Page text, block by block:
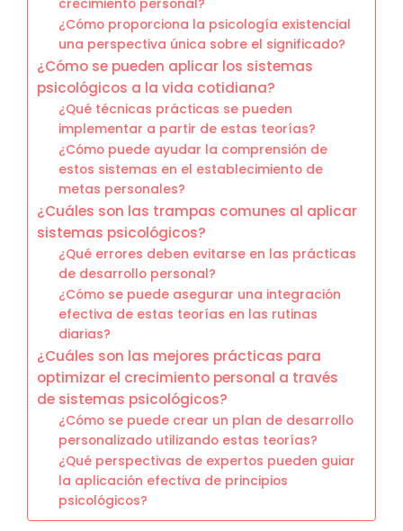
crecimiento personal?
¿Cómo proporciona la psicología existencial
una perspectiva única sobre el significado?
¿Cómo se pueden aplicar los sistemas
psicológicos a la vida cotidiana?
¿Qué técnicas prácticas se pueden
implementar a partir de estas teorías?
¿Cómo puede ayudar la comprensión de
estos sistemas en el establecimiento de
metas personales?
¿Cuáles son las trampas comunes al aplicar
sistemas psicológicos?
¿Qué errores deben evitarse en las prácticas
de desarrollo personal?
¿Cómo se puede asegurar una integración
efectiva de estas teorías en las rutinas
diarias?
¿Cuáles son las mejores prácticas para
optimizar el crecimiento personal a través
de sistemas psicológicos?
¿Cómo se puede crear un plan de desarrollo
personalizado utilizando estas teorías?
¿Qué perspectivas de expertos pueden guiar
la aplicación efectiva de principios
psicológicos?